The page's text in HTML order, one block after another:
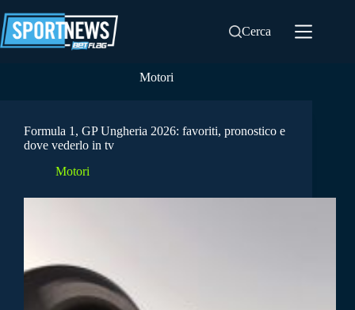
al
contenuto
Cerca
Motori
Formula 1, GP Ungheria 2026: favoriti, pronostico e
dove vederlo in tv
Motori